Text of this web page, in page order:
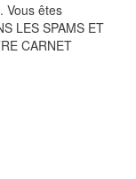
Vous êtes
LES SPAMS ET
CARNET